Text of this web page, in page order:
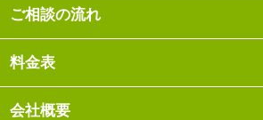
ご相談の流れ
料金表
会社概要